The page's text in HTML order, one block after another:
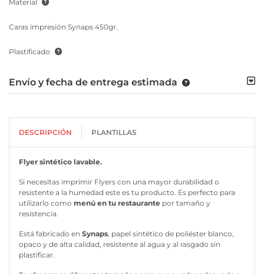
Material
Caras impresión Synaps 450gr.
Plastificado
Envío y fecha de entrega estimada
DESCRIPCIÓN PLANTILLAS
Flyer sintético lavable.
Si necesitas imprimir Flyers con una mayor durabilidad o
resistente a la humedad este es tu producto. Es perfecto para
utilizarlo como menú en tu restaurante por tamaño y
resistencia.
Está fabricado en Synaps, papel sintético de poliéster blanco,
opaco y de alta calidad, resistente al agua y al rasgado sin
plastificar.